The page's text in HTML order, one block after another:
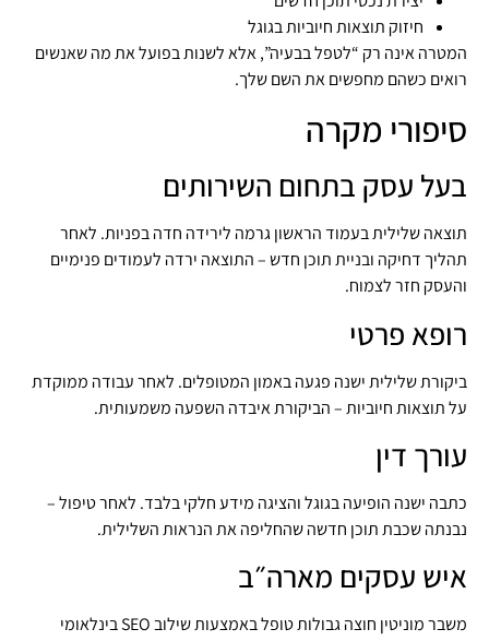
חיזוק תוצאות חיוביות בגוגל
המטרה אינה רק “לטפל בבעיה”, אלא לשנות בפועל את מה שאנשים
רואים כשהם מחפשים את השם שלך.
סיפורי מקרה
בעל עסק בתחום השירותים
תוצאה שלילית בעמוד הראשון גרמה לירידה חדה בפניות. לאחר
תהליך דחיקה ובניית תוכן חדש – התוצאה ירדה לעמודים פנימיים
והעסק חזר לצמוח.
רופא פרטי
ביקורת שלילית ישנה פגעה באמון המטופלים. לאחר עבודה ממוקדת
על תוצאות חיוביות – הביקורת איבדה השפעה משמעותית.
עורך דין
כתבה ישנה הופיעה בגוגל והציגה מידע חלקי בלבד. לאחר טיפול –
נבנתה שכבת תוכן חדשה שהחליפה את הנראות השלילית.
איש עסקים מארה״ב
משבר מוניטין חוצה גבולות טופל באמצעות שילוב SEO בינלאומי